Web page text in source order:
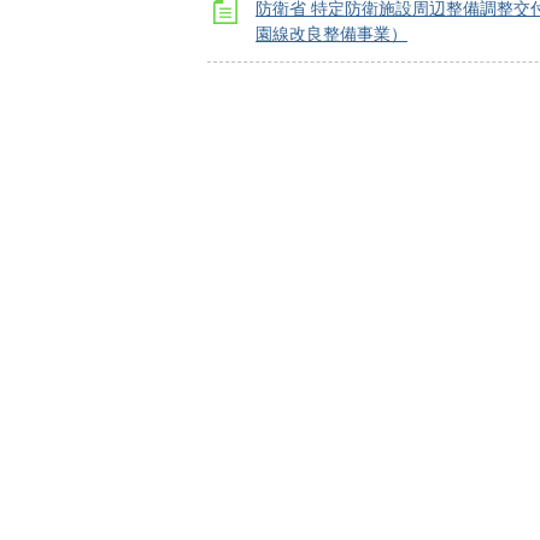
防衛省 特定防衛施設周辺整備調整交
園線改良整備事業）